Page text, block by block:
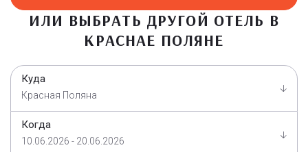
ИЛИ ВЫБРАТЬ ДРУГОЙ ОТЕЛЬ В
КРАСНАЕ ПОЛЯНЕ
Куда
Красная Поляна
Когда
10.06.2026 - 20.06.2026